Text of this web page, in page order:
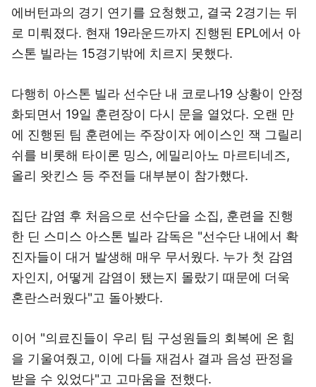
에버턴과의 경기 연기를 요청했고, 결국 2경기는 뒤
로 미뤄졌다. 현재 19라운드까지 진행된 EPL에서 아
스톤 빌라는 15경기밖에 치르지 못했다.
다행히 아스톤 빌라 선수단 내 코로나19 상황이 안정
화되면서 19일 훈련장이 다시 문을 열었다. 오랜 만
에 진행된 팀 훈련에는 주장이자 에이스인 잭 그릴리
쉬를 비롯해 타이론 밍스, 에밀리아노 마르티네즈,
올리 왓킨스 등 주전들 대부분이 참가했다.
집단 감염 후 처음으로 선수단을 소집, 훈련을 진행
한 딘 스미스 아스톤 빌라 감독은 "선수단 내에서 확
진자들이 대거 발생해 매우 무서웠다. 누가 첫 감염
자인지, 어떻게 감염이 됐는지 몰랐기 때문에 더욱
혼란스러웠다"고 돌아봤다.
이어 "의료진들이 우리 팀 구성원들의 회복에 온 힘
을 기울여줬고, 이에 다들 재검사 결과 음성 판정을
받을 수 있었다"고 고마움을 전했다.